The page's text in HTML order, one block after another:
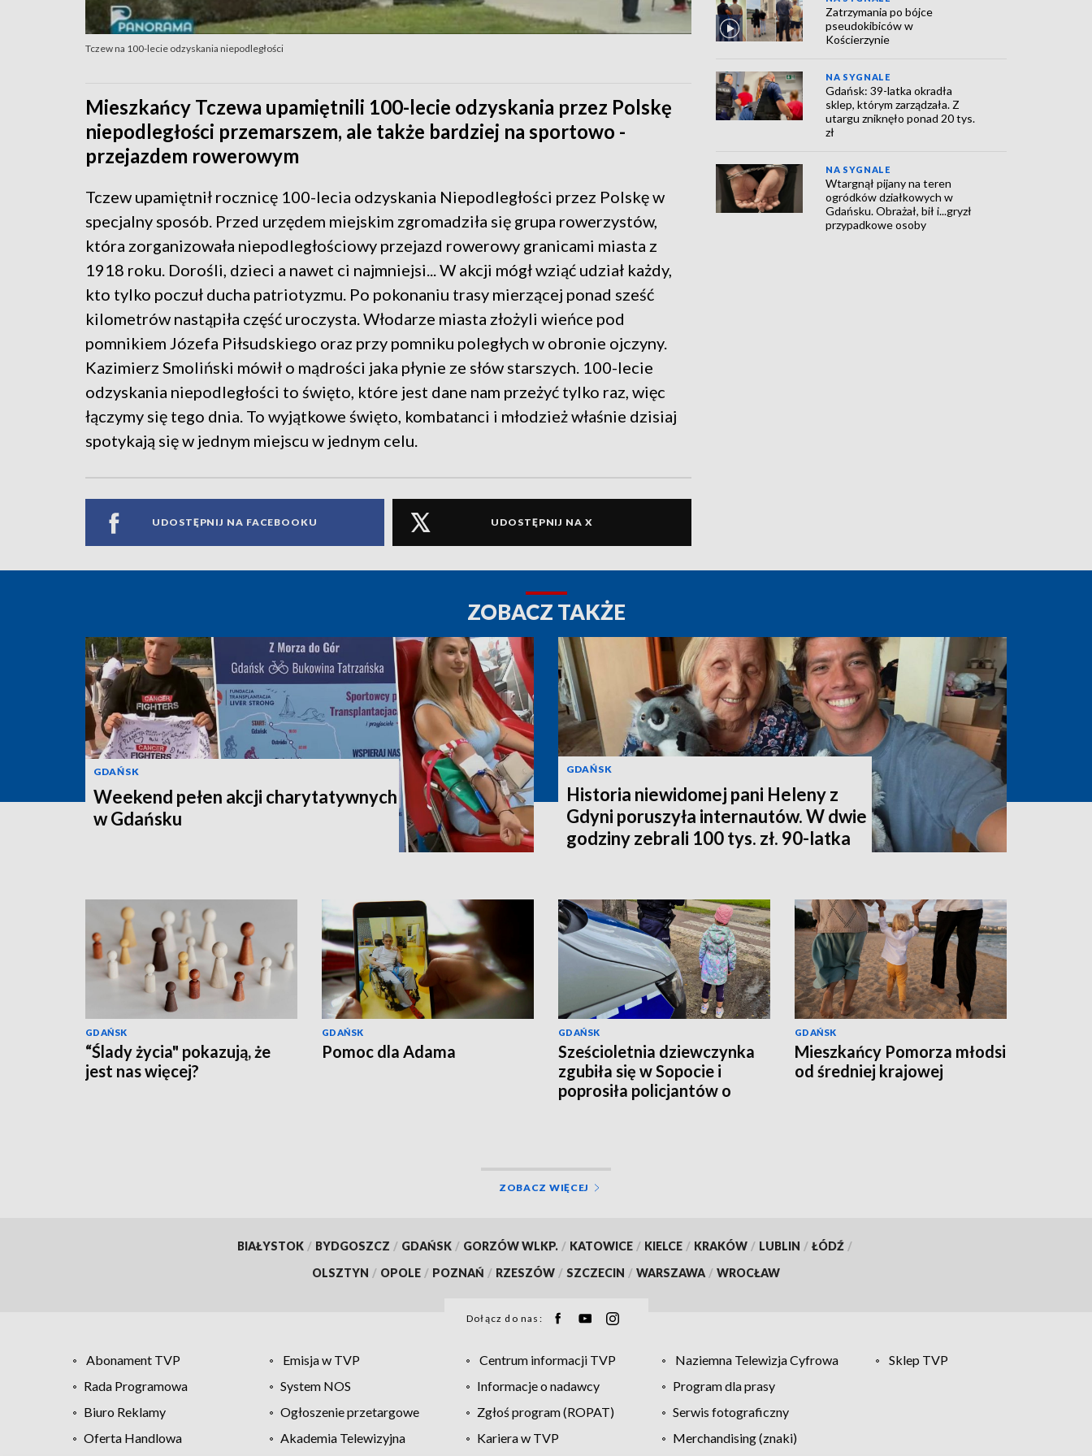
Tczew na 100-lecie odzyskania niepodległości
Mieszkańcy Tczewa upamiętnili 100-lecie odzyskania przez Polskę
niepodległości przemarszem, ale także bardziej na sportowo -
przejazdem rowerowym
Tczew upamiętnił rocznicę 100-lecia odzyskania Niepodległości przez Polskę w
specjalny sposób. Przed urzędem miejskim zgromadziła się grupa rowerzystów,
która zorganizowała niepodległościowy przejazd rowerowy granicami miasta z
1918 roku. Dorośli, dzieci a nawet ci najmniejsi... W akcji mógł wziąć udział każdy,
kto tylko poczuł ducha patriotyzmu. Po pokonaniu trasy mierzącej ponad sześć
kilometrów nastąpiła część uroczysta. Włodarze miasta złożyli wieńce pod
pomnikiem Józefa Piłsudskiego oraz przy pomniku poległych w obronie ojczyny.
Kazimierz Smoliński mówił o mądrości jaka płynie ze słów starszych. 100-lecie
odzyskania niepodległości to święto, które jest dane nam przeżyć tylko raz, więc
łączymy się tego dnia. To wyjątkowe święto, kombatanci i młodzież właśnie dzisiaj
spotykają się w jednym miejscu w jednym celu.
UDOSTĘPNIJ NA FACEBOOKU UDOSTĘPNIJ NA X
Zatrzymania po bójce
pseudokibiców w
Kościerzynie
NA SYGNALE
Gdańsk: 39-latka okradła
sklep, którym zarządzała. Z
utargu zniknęło ponad 20 tys.
zł
NA SYGNALE
Wtargnął pijany na teren
ogródków działkowych w
Gdańsku. Obrażał, bił i...gryzł
przypadkowe osoby
ZOBACZ TAKŻE
GDAŃSK
Weekend pełen akcji charytatywnych
w Gdańsku
GDAŃSK
Historia niewidomej pani Heleny z
Gdyni poruszyła internautów. W dwie
godziny zebrali 100 tys. zł. 90-latka
GDAŃSK
“Ślady życia" pokazują, że
jest nas więcej?
GDAŃSK
Pomoc dla Adama
GDAŃSK
Sześcioletnia dziewczynka
zgubiła się w Sopocie i
poprosiła policjantów o
GDAŃSK
Mieszkańcy Pomorza młodsi
od średniej krajowej
ZOBACZ WIĘCEJ
BIAŁYSTOK / BYDGOSZCZ / GDAŃSK / GORZÓW WLKP. / KATOWICE / KIELCE / KRAKÓW / LUBLIN / ŁÓDŹ /
OLSZTYN / OPOLE / POZNAŃ / RZESZÓW / SZCZECIN / WARSZAWA / WROCŁAW
Dołącz do nas:
Abonament TVP Emisja w TVP Centrum informacji TVP Naziemna Telewizja Cyfrowa
Sklep TVP
Rada Programowa
System NOS Informacje o nadawcy
Program dla prasy
Biuro Reklamy
Ogłoszenie przetargowe Zgłoś program (ROPAT)
Serwis fotograficzny
Oferta Handlowa
Akademia Telewizyjna Kariera w TVP
Merchandising (znaki)